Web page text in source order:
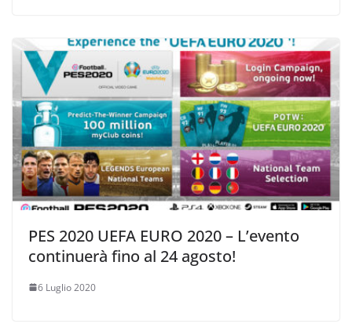
PES 2020 UEFA EURO 2020 – L’evento
continuerà fino al 24 agosto!
6 Luglio 2020